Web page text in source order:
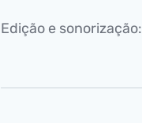
Edição e sonorização: